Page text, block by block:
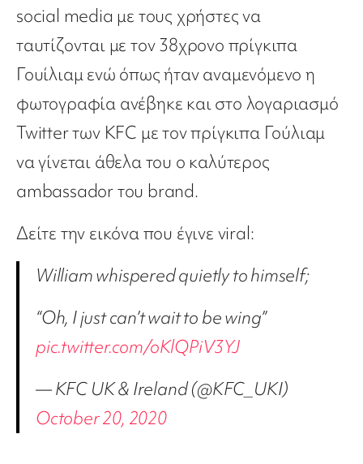
social media με τους χρήστες να
ταυτίζονται με τον 38χρονο πρίγκιπα
Γουίλιαμ ενώ όπως ήταν αναμενόμενο η
φωτογραφία ανέβηκε και στο λογαριασμό
Twitter των KFC με τον πρίγκιπα Γούλιαμ
να γίνεται άθελα του ο καλύτερος
ambassador του brand.
Δείτε την εικόνα που έγινε viral:
William whispered quietly to himself;
“Oh, I just can’t wait to be wing”
pic.twitter.com/oKlQPiV3YJ
— KFC UK & Ireland (@KFC_UKI)
October 20, 2020